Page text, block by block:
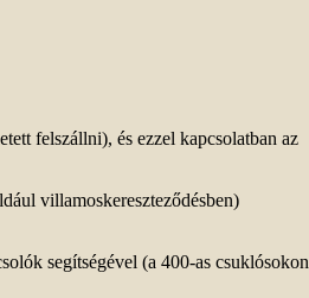
felszállni), és ezzel kapcsolatban az
villamoskereszteződésben)
segítségével (a 400-as csuklósokon